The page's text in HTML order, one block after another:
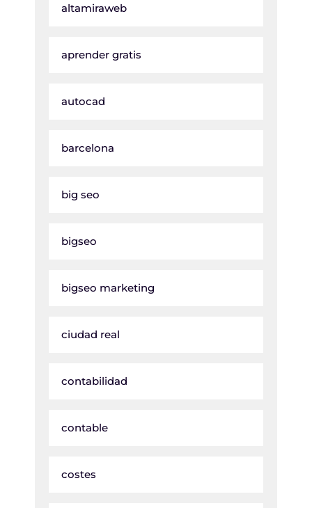
altamiraweb
aprender gratis
autocad
barcelona
big seo
bigseo
bigseo marketing
ciudad real
contabilidad
contable
costes